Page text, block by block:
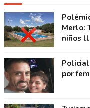
Merlo:
niños
por